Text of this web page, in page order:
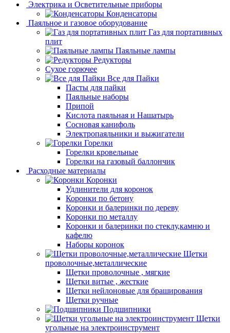
Электрика и Осветительные приборы
Конденсаторы
Паяльное и газовое оборудование
Газ для портативных
плит
Паяльные лампы
Редукторы
Сухое горючее
Все для Пайки
Пасты для пайки
Паяльные наборы
Припой
Кислота паяльная и Нашатырь
Сосновая канифоль
Электропаяльники и выжигатели
Горелки
Горелки кровельные
Горелки на газовый баллончик
Расходные материалы
Коронки
Удлинители для коронок
Коронки по бетону
Коронки и балеринки по дереву
Коронки по металлу
Коронки и балеринки по стеклу,камню и
кафелю
Наборы коронок
Щетки
проволочные,металлические
Щетки проволочные , мягкие
Щетки витые , жесткие
Щетки нейлоновые для браширования
Щетки ручные
Подшипники
Щетки
угольные на электроинструмент